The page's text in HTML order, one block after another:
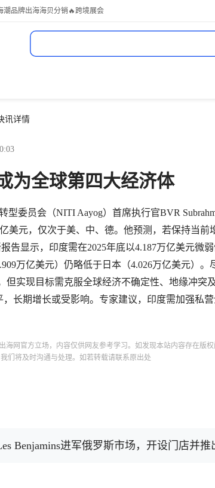
潮品牌出海海贝分销 🔥跨境展会
讯详情
为全球第四大经济体
型委员会（NITI Aayog）首席执行官BVR
美元，仅次于美、中、德。他预测，若保持当前
告显示，印度需在2025年底以4.187万亿美元微
万亿美元）仍略低于日本（4.026万亿美元）
但实现目标需克服全球经济不确定性、地缘冲突
长期增长或受影响。专家建议，印度需加强私
海网官方立场，内容仅供网友参考学习。如发现本站内容存在版
我们将及时沟通与处理。如若转载请联系原出处
Benjamins进军俄罗斯市场，开设门店并